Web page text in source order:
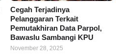
Cegah Terjadinya
Pelanggaran Terkait
Pemutakhiran Data Parpol,
Bawaslu Sambangi KPU
November 28, 2025